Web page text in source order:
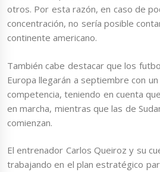
otros. Por esta razón, en caso de
concentración, no sería posible
continente americano.
También cabe destacar que los
Europa llegarán a septiembre con
competencia, teniendo en cuenta
en marcha, mientras que las de
comienzan.
El entrenador Carlos Queiroz y su
trabajando en el plan estratégico